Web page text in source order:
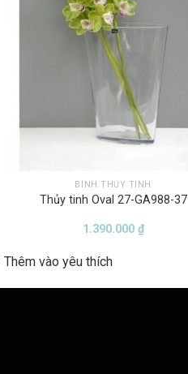
BÌNH THỦY TINH
Thủy tinh Oval 27-GA988-37
1.390.000 ₫
Thêm vào yêu thích